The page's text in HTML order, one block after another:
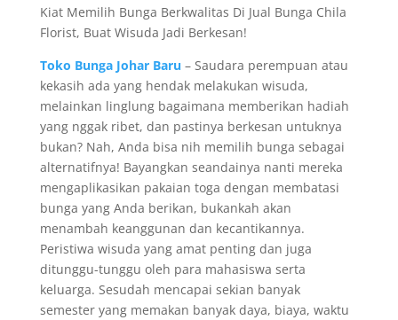
Kiat Memilih Bunga Berkwalitas Di Jual Bunga Chila
Florist, Buat Wisuda Jadi Berkesan!
Toko Bunga Johar Baru – Saudara perempuan atau
kekasih ada yang hendak melakukan wisuda,
melainkan linglung bagaimana memberikan hadiah
yang nggak ribet, dan pastinya berkesan untuknya
bukan? Nah, Anda bisa nih memilih bunga sebagai
alternatifnya! Bayangkan seandainya nanti mereka
mengaplikasikan pakaian toga dengan membatasi
bunga yang Anda berikan, bukankah akan
menambah keanggunan dan kecantikannya.
Peristiwa wisuda yang amat penting dan juga
ditunggu-tunggu oleh para mahasiswa serta
keluarga. Sesudah mencapai sekian banyak
semester yang memakan banyak daya, biaya, waktu